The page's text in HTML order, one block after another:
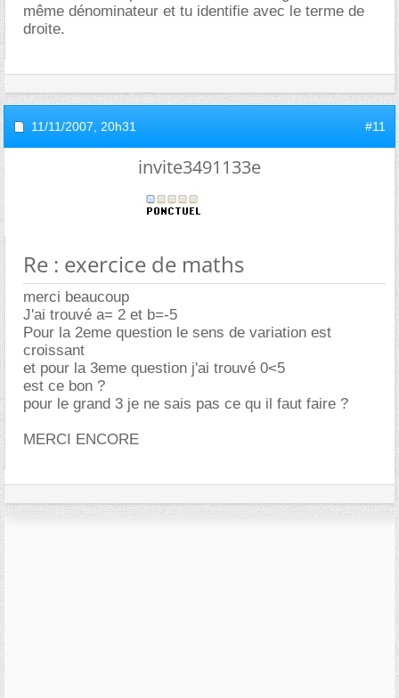
même dénominateur et tu identifie avec le terme de
droite.
11/11/2007, 20h31 #11
invite3491133e
Re : exercice de maths
merci beaucoup
J'ai trouvé a= 2 et b=-5
Pour la 2eme question le sens de variation est
croissant
et pour la 3eme question j'ai trouvé 0<5
est ce bon ?
pour le grand 3 je ne sais pas ce qu il faut faire ?
MERCI ENCORE